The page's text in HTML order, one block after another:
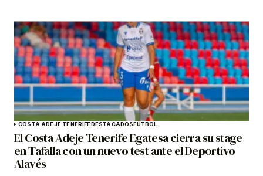
COSTA ADEJE TENERIFE DESTACADOS FÚTBOL
El Costa Adeje Tenerife Egatesa cierra su stage
en Tafalla con un nuevo test ante el Deportivo
Alavés